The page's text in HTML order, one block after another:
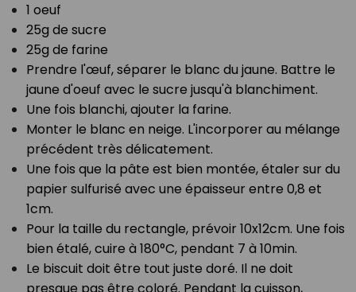
1 oeuf⁣
25g de sucre⁣
25g de farine⁣
Prendre l'œuf, séparer le blanc du jaune. Battre le
jaune d'oeuf avec le sucre jusqu'à blanchiment.⁣
Une fois blanchi, ajouter la farine.⁣
Monter le blanc en neige. L'incorporer au mélange
précédent très délicatement.⁣
Une fois que la pâte est bien montée, étaler sur du
papier sulfurisé avec une épaisseur entre 0,8 et
1cm.⁣
Pour la taille du rectangle, prévoir 10x12cm. Une fois
bien étalé, cuire à 180°C, pendant 7 à 10min.⁣
Le biscuit doit être tout juste doré. Il ne doit